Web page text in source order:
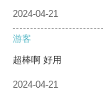
2024-04-21
游客
超棒啊 好用
2024-04-21